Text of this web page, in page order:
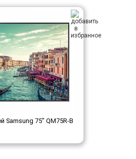
75" QM75R-B